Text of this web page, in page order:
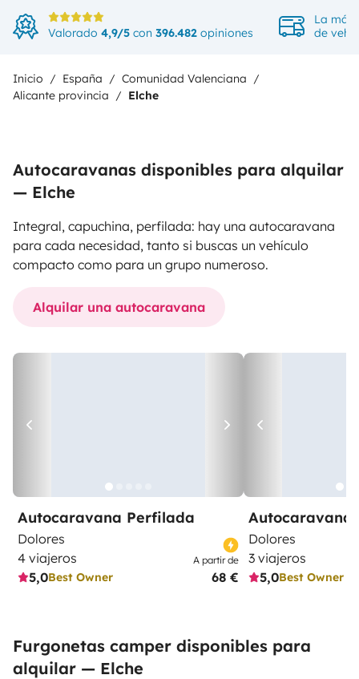
Valorado 4,9/5 con 396.482 opiniones
La más
de
Inicio España
Comunidad Valenciana
Alicante provincia
Elche
Autocaravanas disponibles para alquilar
— Elche
Integral, capuchina, perfilada: hay una autocaravana
para cada necesidad, tanto si buscas un vehículo
compacto como para un grupo numeroso.
Alquilar una autocaravana
Autocaravana Perfilada
Dolores
4 viajeros
5,0Best Owner
A partir de
68 €
Autocaravana
Dolores
3 viajeros
5,0Best Owner
Furgonetas camper disponibles para
alquilar — Elche